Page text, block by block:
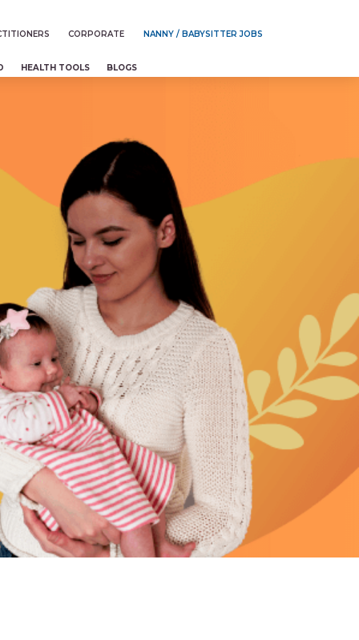
CORPORATE NANNY / BABYSITTER JOBS
HEALTH TOOLS BLOGS